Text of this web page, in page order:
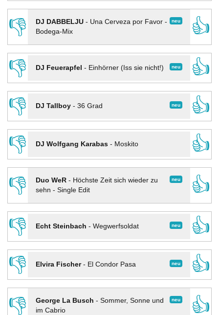
👎
neu
DJ DABBELJU- Una Cerveza por Favor -
Bodega-Mix
👍
👎
neu
DJ Feuerapfel - Einhörner (Iss sie nicht!)
👍
👎
neu
DJ Tallboy- 36 Grad
👍
👎
DJ Wolfgang Karabas- Moskito
👍
👎
neu
Duo WeR- Höchste Zeit sich wieder zu
sehn - Single Edit
👍
👎
neu
Echt Steinbach - Wegwerfsoldat
👍
👎
neu
Elvira Fischer- El Condor Pasa
👍
👎
neu
George La Busch - Sommer, Sonne und
im Cabrio
👍